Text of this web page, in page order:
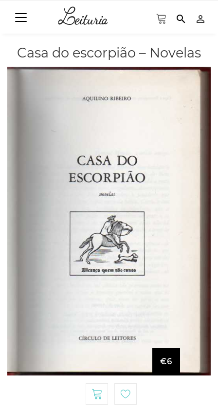
search person_outline
Casa do escorpião – Novelas
€6